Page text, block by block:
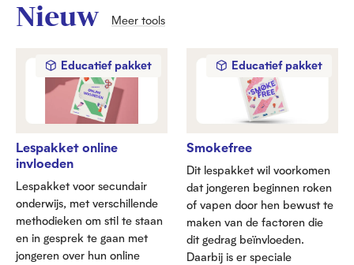
Nieuw Meer tools
Educatief pakket
Lespakket online
invloeden
Lespakket voor secundair
onderwijs, met verschillende
methodieken om stil te staan
en in gesprek te gaan met
jongeren over hun online
Educatief pakket
Smokefree
Dit lespakket wil voorkomen
dat jongeren beginnen roken
of vapen door hen bewust te
maken van de factoren die
dit gedrag beïnvloeden.
Daarbij is er speciale